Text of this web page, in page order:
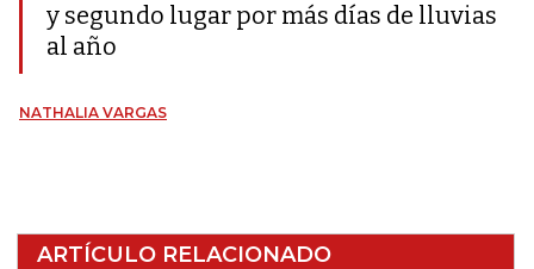
y segundo lugar por más días de lluvias
al año
NATHALIA VARGAS
ARTÍCULO RELACIONADO